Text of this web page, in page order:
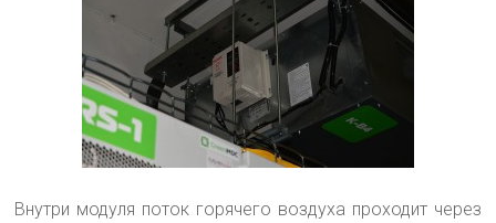
Внутри модуля поток горячего воздуха проходит через